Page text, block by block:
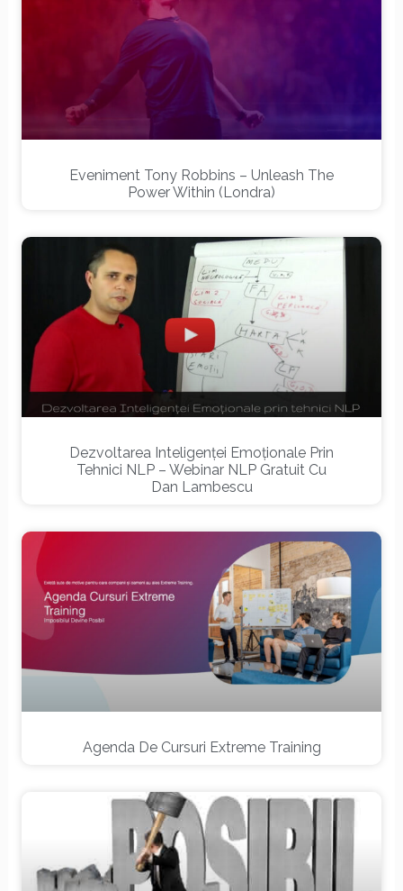
Eveniment Tony Robbins – Unleash The
Power Within (Londra)
Dezvoltarea Inteligenței Emoționale Prin
Tehnici NLP – Webinar NLP Gratuit Cu
Dan Lambescu
Agenda De Cursuri Extreme Training